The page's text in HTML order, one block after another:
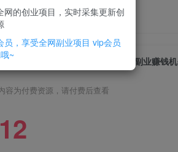
AIGC副业-AI写作、AI绘画，探索副业赚钱
容为付费资源，请付费后查看
12
网的创业项目，实时采集更新创
员，享受全网副业项目 vip会员
~